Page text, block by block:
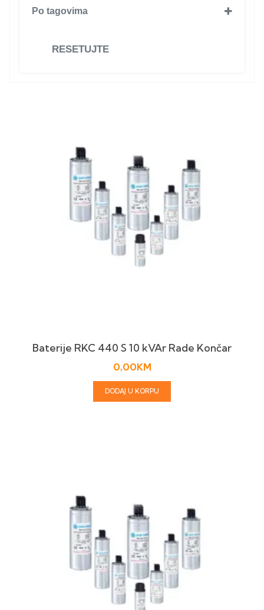
INDUSTRIJU
Po tagovima
RESETUJTE
Baterije RKC 440 S 10 kVAr Rade Končar
0,00KM
DODAJ U KORPU